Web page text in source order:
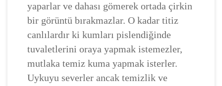
yaparlar ve dahası gömerek ortada çirkin
bir görüntü bırakmazlar. O kadar titiz
canlılardır ki kumları pislendiğinde
tuvaletlerini oraya yapmak istemezler,
mutlaka temiz kuma yapmak isterler.
Uykuyu severler ancak temizlik ve